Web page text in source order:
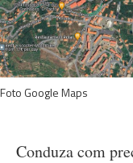
Foto Google Maps
Conduza com